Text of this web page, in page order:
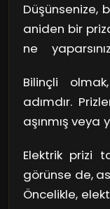
Düşünsenize,
aniden bir
ne
kısa sürede
prizi tamiri,
sağlar.
devre
yangınla bile
Bilinçli
adımdır.
aşınmış veya
tamir
büyük
yardım
Elektrik prizi
görünse de,
Öncelikle,